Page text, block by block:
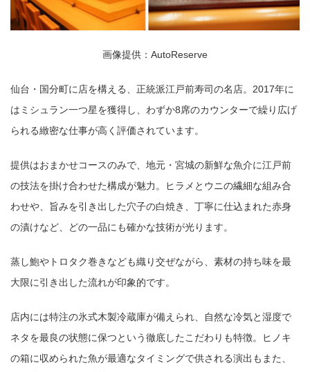
画像提供：AutoReserve
仙台・国分町に店を構える、正統派江戸前寿司の名店。2017年に
はミシュラン一つ星を獲得し、わずか8席のカウンターで繰り広げ
られる緻密な仕事が高く評価されています。
提供はおまかせコースのみで、地元・宮城の新鮮な魚介に江戸前
の技法を掛け合わせた構成が魅力。ヒラメとウニの繊細な組み合
わせや、旨みを引き出した穴子の白焼き、丁寧に仕込まれた赤身
の漬けなど、どの一品にも確かな技術が光ります。
蒸し鮑やトロタク巻きなども織り交ぜながら、素材の持ち味を最
大限に引き出した流れが印象的です。
店内には特注の氷式木製冷蔵庫が備えられ、自然な冷気と湿度で
ネタを最良の状態に保つという徹底したこだわりも特徴。ヒノキ
の箱に収められた魚が最適なタイミングで供される演出もまた、